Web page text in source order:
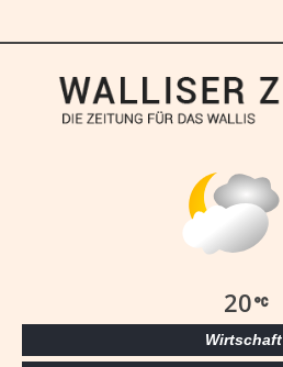
20
Wirtschaft